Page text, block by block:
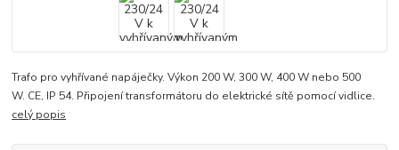
Trafo pro vyhřívané napáječky. Výkon 200 W, 300 W, 400 W nebo 500
W. CE, IP 54. Připojení transformátoru do elektrické sítě pomocí vidlice.
celý popis